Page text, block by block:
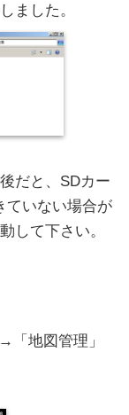
ました。
だと、SDカー
ていない場合が
して下さい。
地図管理」